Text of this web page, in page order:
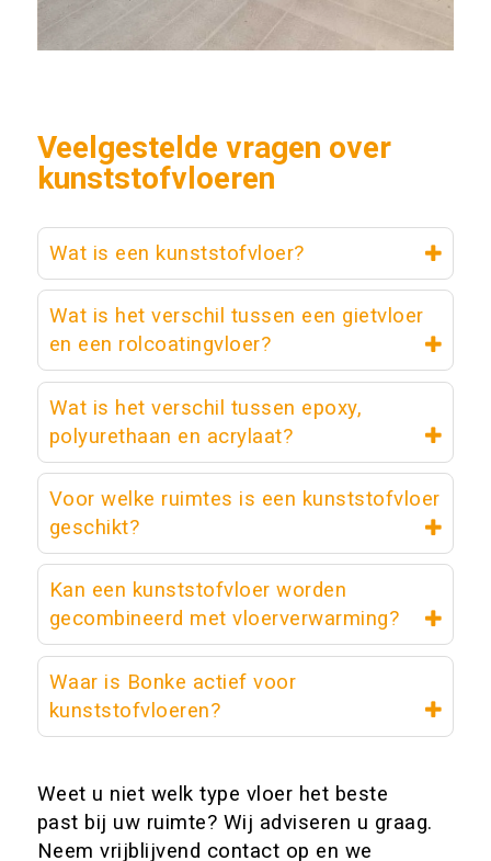
Veelgestelde vragen over
kunststofvloeren
Wat is een kunststofvloer?
Wat is het verschil tussen een gietvloer
en een rolcoatingvloer?
Wat is het verschil tussen epoxy,
polyurethaan en acrylaat?
Voor welke ruimtes is een kunststofvloer
geschikt?
Kan een kunststofvloer worden
gecombineerd met vloerverwarming?
Waar is Bonke actief voor
kunststofvloeren?
Weet u niet welk type vloer het beste
past bij uw ruimte? Wij adviseren u graag.
Neem vrijblijvend contact op en we